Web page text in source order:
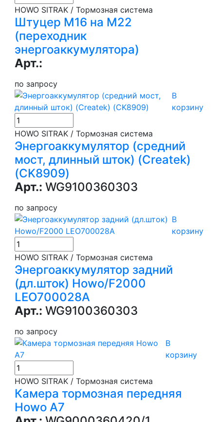
HOWO SITRAK / Тормозная система
Штуцер М16 на М22
(переходник
энергоаккумулятора)
Арт.:
по запросу
В
корзину
HOWO SITRAK / Тормозная система
Энергоаккумулятор (средний
мост, длинный шток) (Createk)
(CK8909)
Арт.: WG9100360303
по запросу
В
корзину
HOWO SITRAK / Тормозная система
Энергоаккумулятор задний
(дл.шток) Howo/F2000
LEO700028A
Арт.: WG9100360303
по запросу
В
корзину
HOWO SITRAK / Тормозная система
Камера тормозная передняя
Howo A7